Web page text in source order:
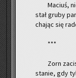
Ma­ciuś,
stał gruby
cha­jąc się
***
Zorn
sta­nie, gdy